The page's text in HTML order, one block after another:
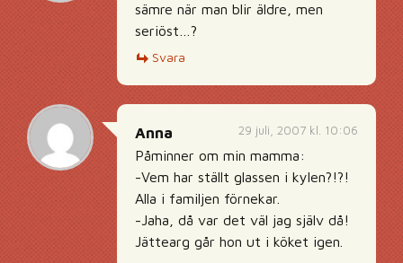
sämre när man blir äldre, men
seriöst…?
Svara
29 juli, 2007 kl. 10:06
Anna
Påminner om min mamma:
-Vem har ställt glassen i kylen?!?!
Alla i familjen förnekar.
-Jaha, då var det väl jag själv då!
Jättearg går hon ut i köket igen.